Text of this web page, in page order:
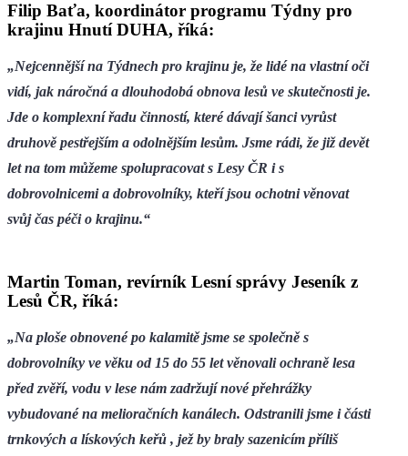
Filip Baťa, koordinátor programu Týdny pro
krajinu Hnutí DUHA, říká:
„Nejcennější na Týdnech pro krajinu je, že lidé na vlastní oči
vidí, jak náročná a dlouhodobá obnova lesů ve skutečnosti je.
Jde o komplexní řadu činností, které dávají šanci vyrůst
druhově pestřejším a odolnějším lesům. Jsme rádi, že již devět
let na tom můžeme spolupracovat s Lesy ČR i s
dobrovolnicemi a dobrovolníky, kteří jsou ochotni věnovat
svůj čas péči o krajinu.“
Martin Toman, revírník Lesní správy Jeseník z
Lesů ČR, říká:
„Na ploše obnovené po kalamitě jsme se společně s
dobrovolníky ve věku od 15 do 55 let věnovali ochraně lesa
před zvěří, vodu v lese nám zadržují nové přehrážky
vybudované na melioračních kanálech. Odstranili jsme i části
trnkových a lískových keřů , jež by braly sazenicím příliš